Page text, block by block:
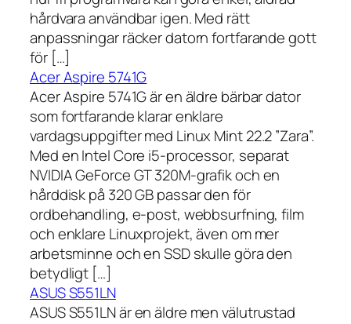
hårdvara användbar igen. Med rätt
anpassningar räcker datorn fortfarande gott
för […]
Acer Aspire 5741G
Acer Aspire 5741G är en äldre bärbar dator
som fortfarande klarar enklare
vardagsuppgifter med Linux Mint 22.2 ”Zara”.
Med en Intel Core i5-processor, separat
NVIDIA GeForce GT 320M-grafik och en
hårddisk på 320 GB passar den för
ordbehandling, e-post, webbsurfning, film
och enklare Linuxprojekt, även om mer
arbetsminne och en SSD skulle göra den
betydligt […]
ASUS S551LN
ASUS S551LN är en äldre men välutrustad